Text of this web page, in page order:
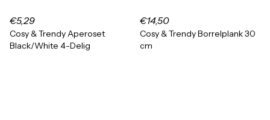
€5,29
Cosy & Trendy Aperoset
Black/White 4-Delig
€14,50
Cosy & Trendy Borrelplank 30
cm